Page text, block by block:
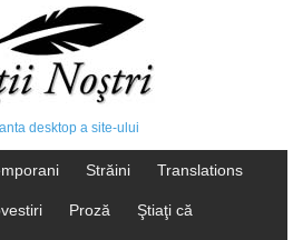
desktop a site-ului
Străini Translations
Proză Ştiaţi că